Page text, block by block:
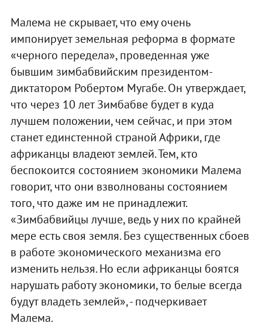
Малема не скрывает, что ему очень
импонирует земельная реформа в формате
«черного передела», проведенная уже
бывшим зимбабвийским президентом-
диктатором Робертом Мугабе. Он утверждает,
что через 10 лет Зимбабве будет в куда
лучшем положении, чем сейчас, и при этом
станет единстенной страной Африки, где
африканцы владеют землей. Тем, кто
беспокоится состоянием экономики Малема
говорит, что они взволнованы состоянием
того, что даже им не принадлежит.
«Зимбабвийцы лучше, ведь у них по крайней
мере есть своя земля. Без существенных сбоев
в работе экономического механизма его
изменить нельзя. Но если африканцы боятся
нарушать работу экономики, то белые всегда
будут владеть землей», - подчеркивает
Малема.